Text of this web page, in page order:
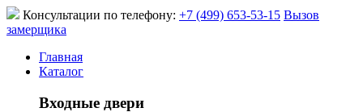
Консультации по телефону: +7 (499) 653-53-15 Вызов
замерщика
Главная
Каталог
Входные двери